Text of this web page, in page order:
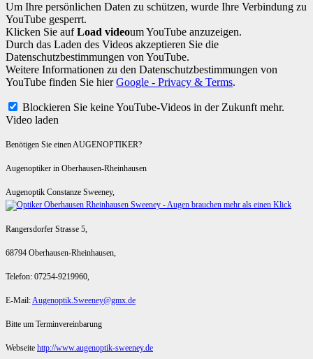
Um Ihre persönlichen Daten zu schützen, wurde Ihre Verbindung zu
YouTube gesperrt.
Klicken Sie aufLoad videoum YouTube anzuzeigen.
Durch das Laden des Videos akzeptieren Sie die
Datenschutzbestimmungen von YouTube.
Weitere Informationen zu den Datenschutzbestimmungen von
YouTube finden Sie hierGoogle - Privacy & Terms.
Blockieren Sie keine YouTube-Videos in der Zukunft mehr.
Video laden
Benötigen Sie einen AUGENOPTIKER?
Augenoptiker in Oberhausen-Rheinhausen
Augenoptik Constanze Sweeney,
Rangersdorfer Strasse 5,
68794 Oberhausen-Rheinhausen,
Telefon: 07254-9219960,
E-Mail:Augenoptik.Sweeney@gmx.de
Bitte um Terminvereinbarung
Webseite http://www.augenoptik-sweeney.de